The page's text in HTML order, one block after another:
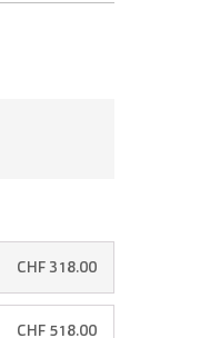
CHF 318.00
CHF 518.00